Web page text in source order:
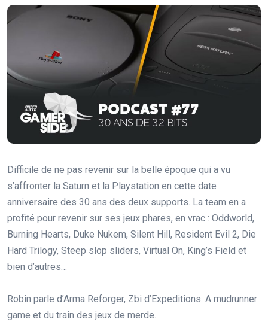
Difficile de ne pas revenir sur la belle époque qui a vu
s’affronter la Saturn et la Playstation en cette date
anniversaire des 30 ans des deux supports. La team en a
profité pour revenir sur ses jeux phares, en vrac : Oddworld,
Burning Hearts, Duke Nukem, Silent Hill, Resident Evil 2, Die
Hard Trilogy, Steep slop sliders, Virtual On, King’s Field et
bien d’autres…
Robin parle d’Arma Reforger, Zbi d’Expeditions: A mudrunner
game et du train des jeux de merde.